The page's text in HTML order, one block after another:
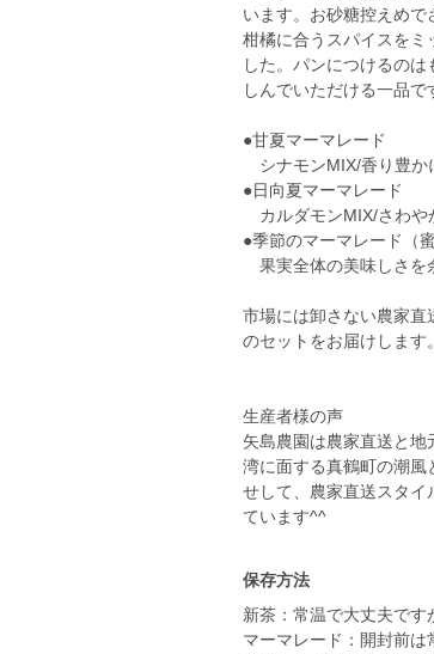
います。お砂糖控えめ
柑橘に合うスパイスをミ
した。パンにつけるの
しんでいただける一品で
●甘夏マーマレード
シナモンMIX/香り豊か
●日向夏マーマレード
カルダモンMIX/さわや
●季節のマーマレード（
果実全体の美味しさを
市場には卸さない農家
のセットをお届けします。
生産者様の声
矢島農園は農家直送と
湾に面する真鶴町の潮風
せして、農家直送スタイ
ています^^
保存方法
新茶：常温で大丈夫です
マーマレード：開封前